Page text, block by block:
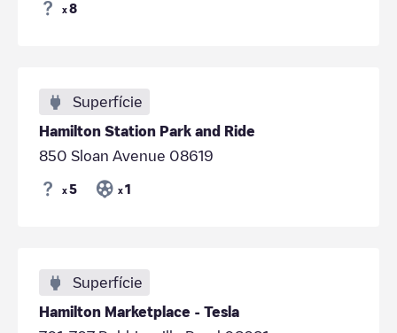
x 8
Superfície
Hamilton Station Park and Ride
850 Sloan Avenue 08619
x 5 x 1
Superfície
Hamilton Marketplace - Tesla